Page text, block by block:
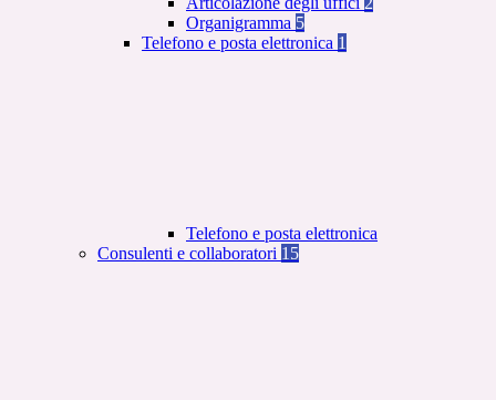
Organigramma 5
Telefono e posta elettronica 1
Telefono e posta elettronica
Consulenti e collaboratori 15